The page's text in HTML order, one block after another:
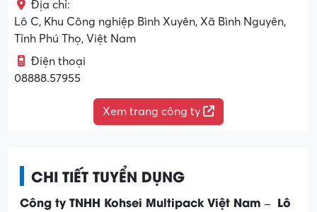
Địa chỉ:
Lô C, Khu Công nghiệp Bình Xuyên, Xã Bình Nguyên,
Tỉnh Phú Thọ, Việt Nam
Điện thoại
08888.57955
Xem trang công ty
CHI TIẾT TUYỂN DỤNG
Công ty TNHH Kohsei Multipack Việt Nam – Lô